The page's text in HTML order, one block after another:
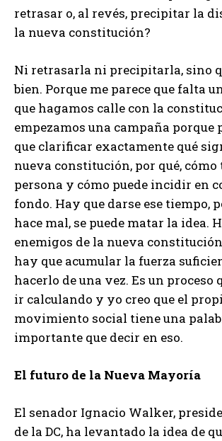
retrasar o, al revés, precipitar la
la nueva constitución?
Ni retrasarla ni precipitarla, sino
bien. Porque me parece que falta
que hagamos calle con la
empezamos una campaña
que clarificar exactamente qué
nueva constitución, por qué, cómo
persona y cómo puede incidir en
fondo. Hay que darse ese tiempo,
hace mal, se puede matar la idea.
enemigos de la nueva
hay que acumular la fuerza
hacerlo de una vez. Es un proceso
ir calculando y yo creo que el
movimiento social tiene una
importante que decir en eso.
El futuro de la Nueva Mayoría
El senador Ignacio Walker,
de la DC, ha levantado la idea de